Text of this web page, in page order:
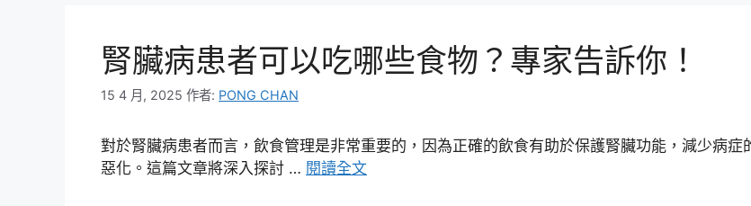
腎臟病患者可以吃哪些食物？專家告訴你！
15 4 月, 2025 作者: PONG CHAN
對於腎臟病患者而言，飲食管理是非常重要的，因為正確的飲食有助於保護腎臟功能，減少病症
惡化。這篇文章將深入探討 … 閱讀全文